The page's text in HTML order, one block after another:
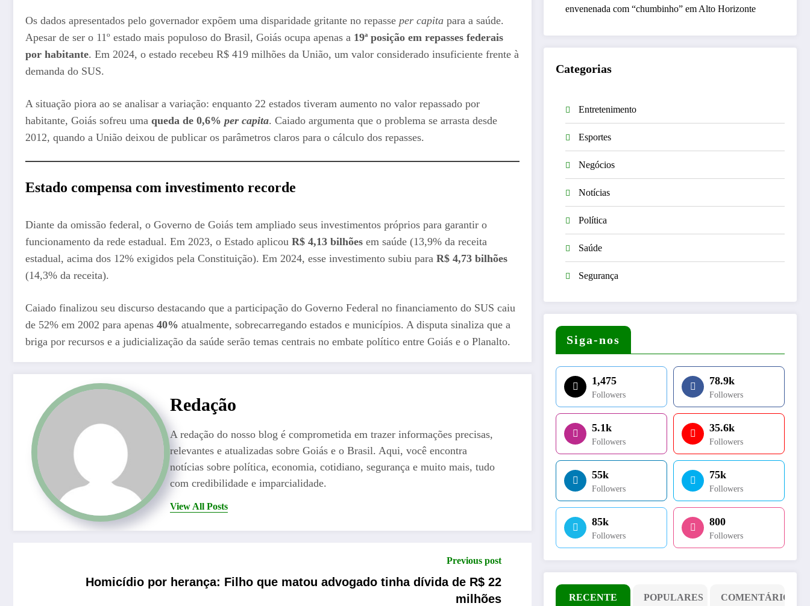
Os dados apresentados pelo governador expõem uma disparidade gritante no repasse per capita para a saúde.
Apesar de ser o 11º estado mais populoso do Brasil, Goiás ocupa apenas a 19ª posição em repasses federais
por habitante. Em 2024, o estado recebeu R$ 419 milhões da União, um valor considerado insuficiente frente à
demanda do SUS.
A situação piora ao se analisar a variação: enquanto 22 estados tiveram aumento no valor repassado por
habitante, Goiás sofreu uma queda de 0,6% per capita. Caiado argumenta que o problema se arrasta desde
2012, quando a União deixou de publicar os parâmetros claros para o cálculo dos repasses.
Estado compensa com investimento recorde
Diante da omissão federal, o Governo de Goiás tem ampliado seus investimentos próprios para garantir o
funcionamento da rede estadual. Em 2023, o Estado aplicou R$ 4,13 bilhões em saúde (13,9% da receita
estadual, acima dos 12% exigidos pela Constituição). Em 2024, esse investimento subiu para R$ 4,73 bilhões
(14,3% da receita).
Caiado finalizou seu discurso destacando que a participação do Governo Federal no financiamento do SUS caiu
de 52% em 2002 para apenas 40% atualmente, sobrecarregando estados e municípios. A disputa sinaliza que a
briga por recursos e a judicialização da saúde serão temas centrais no embate político entre Goiás e o Planalto.
Redação
A redação do nosso blog é comprometida em trazer informações precisas,
relevantes e atualizadas sobre Goiás e o Brasil. Aqui, você encontra
notícias sobre política, economia, cotidiano, segurança e muito mais, tudo
com credibilidade e imparcialidade.
View All Posts
Previous post
Homicídio por herança: Filho que matou advogado tinha dívida de R$ 22
milhões
envenenada com “chumbinho” em Alto Horizonte
Categorias
Entretenimento
Esportes
Negócios
Notícias
Política
Saúde
Segurança
Siga-nos
1,475
Followers
78.9k
Followers
5.1k
Followers
35.6k
Followers
55k
Followers
75k
Followers
85k
Followers
800
Followers
RECENTE POPULARES COMENTÁRIO